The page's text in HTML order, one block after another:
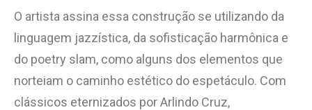
O artista assina essa construção se utilizando da
linguagem jazzística, da sofisticação harmônica e
do poetry slam, como alguns dos elementos que
norteiam o caminho estético do espetáculo. Com
clássicos eternizados por Arlindo Cruz,